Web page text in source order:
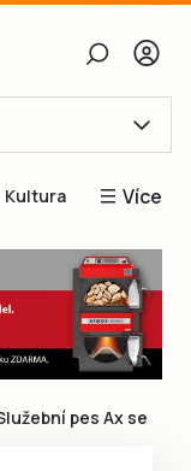
heslo
Kultura Více
Blogy
Inspirace
Čtenáři píší
Speciální přílohy
pes Ax se